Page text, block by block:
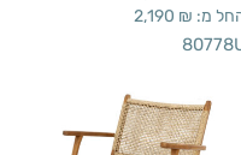
מ: 2,190 ₪